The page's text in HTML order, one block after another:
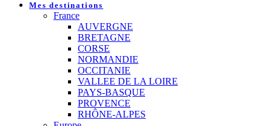
Mes destinations
France
AUVERGNE
BRETAGNE
CORSE
NORMANDIE
OCCITANIE
VALLEE DE LA LOIRE
PAYS-BASQUE
PROVENCE
RHÔNE-ALPES